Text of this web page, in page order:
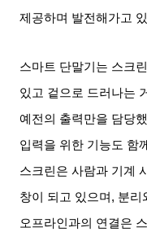
제공하며 발전해가고
스마트 단말기는 스크
있고 겉으로 드러나는
예전의 출력만을 담당
입력을 위한 기능도 함
스크린은 사람과 기계
창이 되고 있으며 , 분리
오프라인과의 연결은